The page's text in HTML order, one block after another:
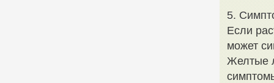
5.
Если
может
Желтые